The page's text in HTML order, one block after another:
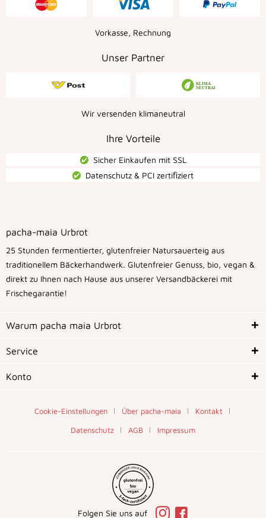
Vorkasse, Rechnung
Unser Partner
Wir versenden klimaneutral
Ihre Vorteile
Sicher Einkaufen mit SSL
Datenschutz & PCI zertiﬁziert
pacha-maia Urbrot
25 Stunden fermentierter, glutenfreier Natursauerteig aus
traditionellem Bäckerhandwerk. Glutenfreier Genuss, bio, vegan &
direkt zu Ihnen nach Hause aus unserer Versandbäckerei mit
Frischegarantie!
Warum pacha maia Urbrot
Service
Konto
Cookie-Einstellungen Über pacha-maia
Kontakt
Datenschutz
AGB Impressum
Folgen Sie uns auf